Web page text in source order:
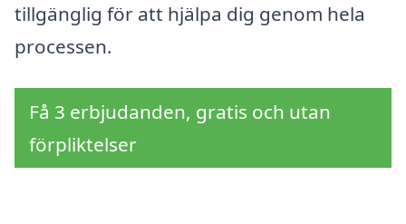
tillgänglig för att hjälpa dig genom hela
processen.
Få 3 erbjudanden, gratis och utan
förpliktelser